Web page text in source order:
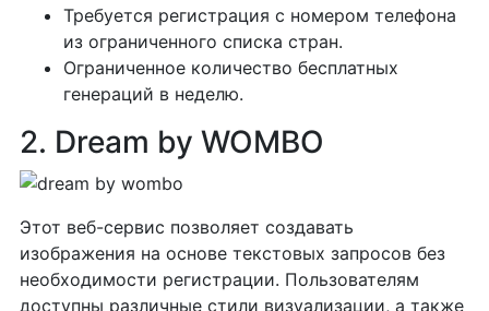
Требуется регистрация с номером телефона
из ограниченного списка стран.
Ограниченное количество бесплатных
генераций в неделю.
2. Dream by WOMBO
Этот веб-сервис позволяет создавать
изображения на основе текстовых запросов без
необходимости регистрации. Пользователям
доступны различные стили визуализации, а также